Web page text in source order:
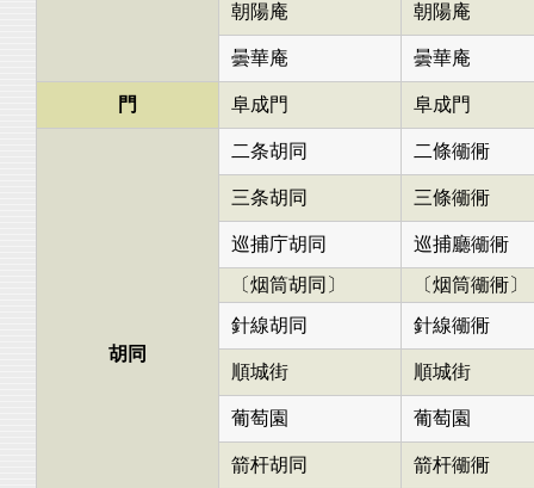
朝陽庵 朝陽庵
曇華庵 曇華庵
門 阜成門 阜成門
胡同
二条胡同 二條衚衕
三条胡同 三條衚衕
巡捕庁胡同
巡捕廳衚衕
〔烟筒胡同〕
〔烟筒衚衕〕
針線胡同
針線衚衕
順城街 順城街
葡萄園 葡萄園
箭杆胡同 箭杆衚衕